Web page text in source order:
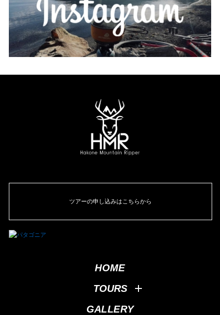
ツアーの申し込みはこちらから
HOME
TOURS
GALLERY